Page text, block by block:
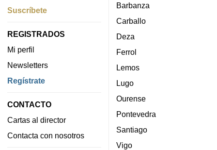
Suscríbete
REGISTRADOS
Mi perfil
Newsletters
Regístrate
CONTACTO
Cartas al director
Contacta con nosotros
Barbanza
Carballo
Deza
Ferrol
Lemos
Lugo
Ourense
Pontevedra
Santiago
Vigo